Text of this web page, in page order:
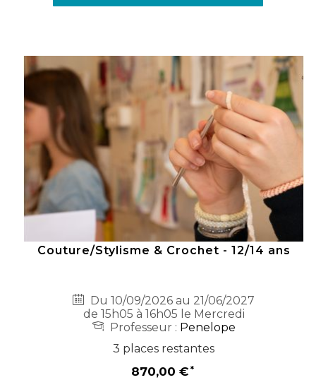
Couture/Stylisme & Crochet - 12/14 ans
Du 10/09/2026 au 21/06/2027
de 15h05 à 16h05 le Mercredi
Professeur : Penelope
3 places restantes
870,00 €